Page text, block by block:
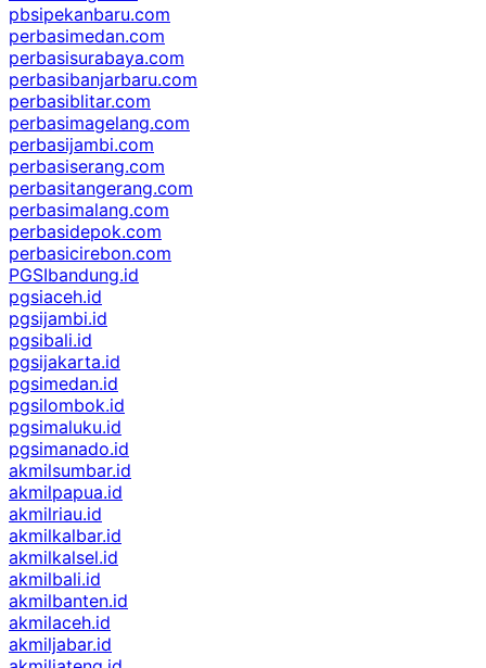
pbsipekanbaru.com
perbasimedan.com
perbasisurabaya.com
perbasibanjarbaru.com
perbasiblitar.com
perbasimagelang.com
perbasijambi.com
perbasiserang.com
perbasitangerang.com
perbasimalang.com
perbasidepok.com
perbasicirebon.com
PGSIbandung.id
pgsiaceh.id
pgsijambi.id
pgsibali.id
pgsijakarta.id
pgsimedan.id
pgsilombok.id
pgsimaluku.id
pgsimanado.id
akmilsumbar.id
akmilpapua.id
akmilriau.id
akmilkalbar.id
akmilkalsel.id
akmilbali.id
akmilbanten.id
akmilaceh.id
akmiljabar.id